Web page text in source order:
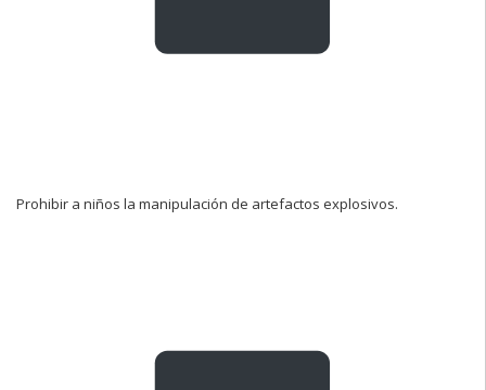
Prohibir a niños la manipulación de artefactos explosivos.